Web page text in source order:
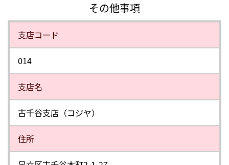
その他事項
⽀店コード
014
⽀店名
古千谷支店（コジヤ）
住所